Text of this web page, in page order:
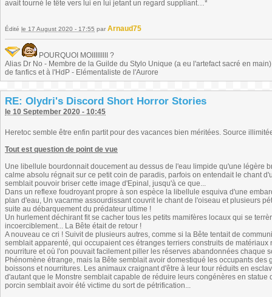
avait tourné le tête vers lui en lui jetant un regard suppliant…*
Édité le 17 August 2020 - 17:55 par Arnaud75
POURQUOI MOIIIIIIIII ?
Alias Dr No - Membre de la Guilde du Stylo Unique (a eu l'artefact sacré en
de fanfics et à l'HdP - Elémentaliste de l'Aurore
RE: Olydri's Discord Short Horror Stories
le 10 September 2020 - 10:45
Heretoc semble être enfin partit pour des vacances bien méritées. Source
Tout est question de point de vue
Une libellule bourdonnait doucement au dessus de l'eau limpide qu'une légère
calme absolu régnait sur ce petit coin de paradis, parfois on entendait le chant
semblait pouvoir briser cette image d'Epinal, jusqu'à ce que...
Dans un reflexe foudroyant propre à son espèce la libellule esquiva d'une
plan d'eau, Un vacarme assourdissant couvrit le chant de l'oiseau et plusieurs
suite au débarquement du prédateur ultime !
Un hurlement déchirant fit se cacher tous les petits mamifères locaux qui se
incoerciblement... La Bête était de retour !
A nouveau ce cri ! Suivit de plusieurs autres, comme si la Bête tentait de
semblait apparenté, qui occupaient ces étranges terriers construits de
nourriture et où l'on pouvait facilement piller les réserves abandonnées chaque
Phénomène étrange, mais la Bête semblait avoir domestiqué les occupants
boissons et nourritures. Les animaux craignant d'être à leur tour réduits en
d'autant que le Monstre semblait capable de réduire leurs congénères en
porcin semblait avoir été victime du sort de pétrification...